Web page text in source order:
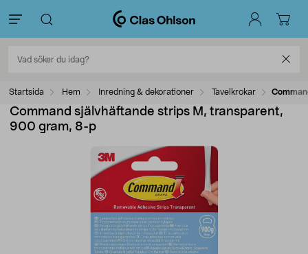
Startsida Hem Inredning & dekorationer Tavelkrokar
Command självhäftande strips M, transparent,
900 gram, 8-p